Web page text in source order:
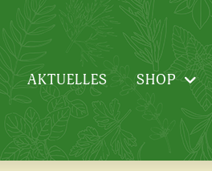
AKTUELLES SHOP